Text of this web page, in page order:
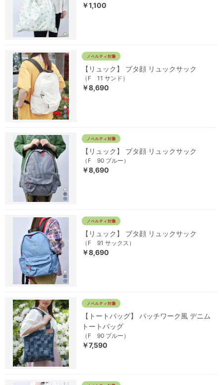
￥1,100
【リュック】 ブタ顔 リュックサック
（F 11 サンド）
￥8,690
【リュック】 ブタ顔 リュックサック
（F 90 ブルー）
￥8,690
【リュック】 ブタ顔 リュックサック
（F 91 サックス）
￥8,690
【トートバッグ】 パッチワーク風 デニム
トートバッグ
（F 90 ブルー）
￥7,590